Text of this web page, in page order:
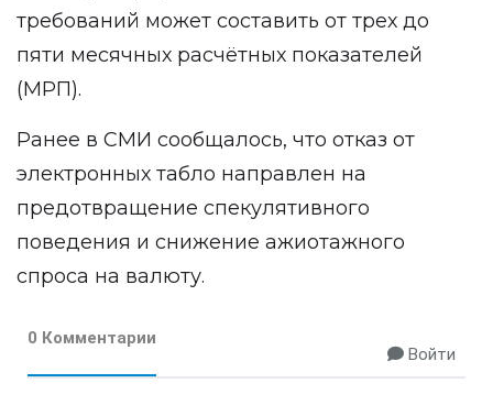
требований может составить от трех до
пяти месячных расчётных показателей
(МРП).
Ранее в СМИ сообщалось, что отказ от
электронных табло направлен на
предотвращение спекулятивного
поведения и снижение ажиотажного
спроса на валюту.
0 Комментарии
Войти